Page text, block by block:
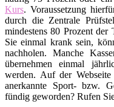
Kurs. Voraussetzung
durch die Zentrale
mindestens 80 Prozent der
Sie einmal krank sein,
nachholen. Manche
übernehmen einmal
werden. Auf der Webseite
anerkannte Sport- bzw.
fündig geworden? Rufen